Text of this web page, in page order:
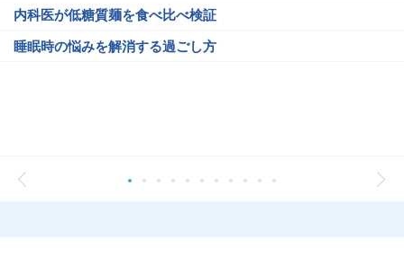
内科医が低糖質麺を食べ比べ検証
睡眠時の悩みを解消する過ごし方